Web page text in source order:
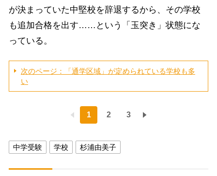
が決まっていた中堅校を辞退するから、その学校
も追加合格を出す……という「玉突き」状態にな
っている。
次のページ：「通学区域」が定められている学校も多
い
1 2 3
中学受験 学校 杉浦由美子